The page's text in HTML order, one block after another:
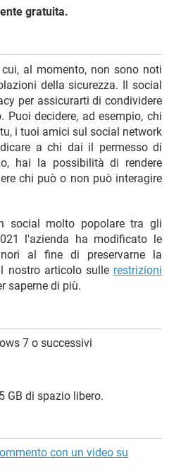
gratuita.
al momento, non sono noti
della sicurezza. Il social
per assicurarti di condividere
decidere, ad esempio, chi
i tuoi amici sul social network
a chi dai il permesso di
hai la possibilità di rendere
chi può o non può interagire
social molto popolare tra gli
l'azienda ha modificato le
al fine di preservarne la
nostro articolo sulle restrizioni
saperne di più.
7 o successivi
GB di spazio libero.
con un video su